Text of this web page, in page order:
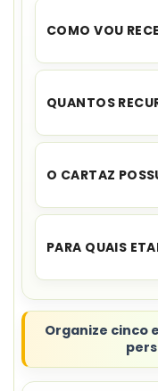
COMO VOU
O acesso é
para download
QUANTOS
O combo reúne
O CARTAZ
Sim. Há uma
PARA QUAIS
iniciais.
Organize cinco